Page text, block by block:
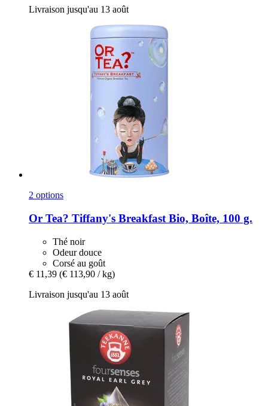
Livraison jusqu'au 13 août
2 options
Or Tea? Tiffany's Breakfast Bio, Boîte, 100 g.
Thé noir
Odeur douce
Corsé au goût
€ 11,39 (€ 113,90 / kg)
Livraison jusqu'au 13 août